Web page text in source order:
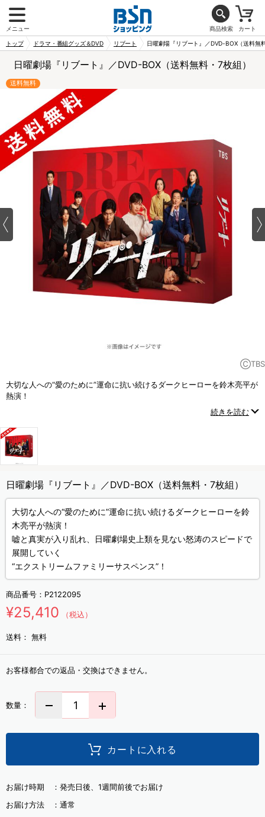
メニュー 商品検索 カート
トップ ドラマ・番組グッズ＆DVD リブート 日曜劇場『リブート』／DVD-BOX（送料無
日曜劇場『リブート』／DVD-BOX（送料無料・7枚組）
送料無料
ⒸTBS
大切な人への“愛のために”運命に抗い続けるダークヒーローを鈴木亮平が
熱演！
嘘と真実が入り乱れ、日曜劇場史上類を見ない怒涛のスピードで展開し
“エクストリームファミリーサスペンス”！
続きを読む
日曜劇場『リブート』／DVD-BOX（送料無料・7枚組）
大切な人への“愛のために”運命に抗い続けるダークヒーローを鈴
木亮平が熱演！
嘘と真実が入り乱れ、日曜劇場史上類を見ない怒涛のスピードで
展開していく
“エクストリームファミリーサスペンス”！
商品番号： P2122095
¥25,410 （税込）
送料： 無料
お客様都合での返品・交換はできません。
数量：
カートに入れる
お届け時期 ： 発売日後、1週間前後でお届け
お届け方法 ： 通常